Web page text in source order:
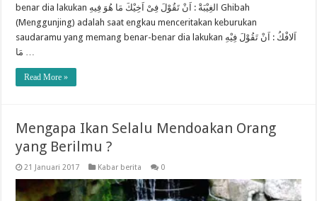
benar dia lakukan الغِيْبَةْ : اَنْ تَقُوْلَ فِىْ اَخِيْكَ مَا هُوَ فِيهِ Ghibah
(Menggunjing) adalah saat engkau menceritakan keburukan
saudaramu yang memang benar-benar dia lakukan اَلافْكُ : اَنْ تَقُوْلَ فِيْهِ
Read More »
Mengapa Ikan Selalu Mendoakan Orang
yang Berilmu ?
21 Januari 2017 Kabar berita 0